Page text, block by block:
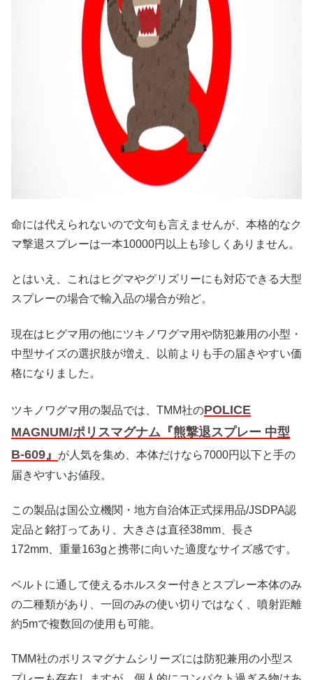
命には代えられないので文句も言えませんが、本格的なク
マ撃退スプレーは一本10000円以上も珍しくありません。
とはいえ、これはヒグマやグリズリーにも対応できる大型
スプレーの場合で輸入品の場合が殆ど。
現在はヒグマ用の他にツキノワグマ用や防犯兼用の小型・
中型サイズの選択肢が増え、以前よりも手の届きやすい価
格になりました。
ツキノワグマ用の製品では、TMM社のPOLICE
MAGNUM/ポリスマグナム『熊撃退スプレー 中型
B-609』
が人気を集め、本体だけなら7000円以下と手の
届きやすいお値段。
この製品は国公立機関・地方自治体正式採用品/JSDPA認
定品と銘打ってあり、大きさは直径38mm、長さ
172mm、重量163gと携帯に向いた適度なサイズ感です。
ベルトに通して使えるホルスター付きとスプレー本体のみ
の二種類があり、一回のみの使い切りではなく、噴射距離
約5mで複数回の使用も可能。
TMM社のポリスマグナムシリーズには防犯兼用の小型ス